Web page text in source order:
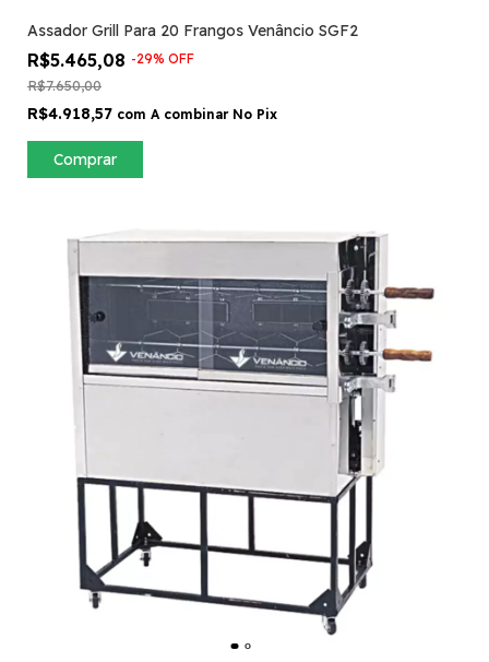
Assador Grill Para 20 Frangos Venâncio SGF2
R$5.465,08 -29% OFF
R$7.650,00
R$4.918,57 com A combinar No Pix
Comprar